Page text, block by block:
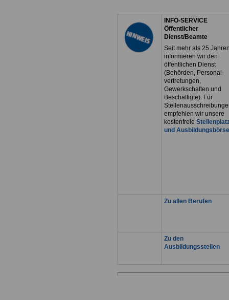
INFO-SERVICE
Öffentlicher
Dienst/Beamte
Seit mehr als 25
informieren wir den
öffentlichen Dienst
(Behörden, Personal-
vertretungen,
Gewerkschaften und
Beschäftigte). Für
empfehlen wir unsere
kostenfreie
und Ausbildungsbörse
Zu allen Berufen
Zu den
Ausbildungsstellen